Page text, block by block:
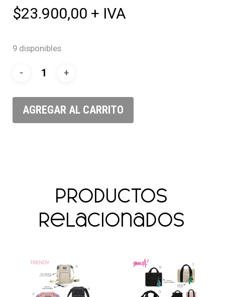
$23.900,00 + IVA
9 disponibles
AGREGAR AL CARRITO
Productos
relacionados